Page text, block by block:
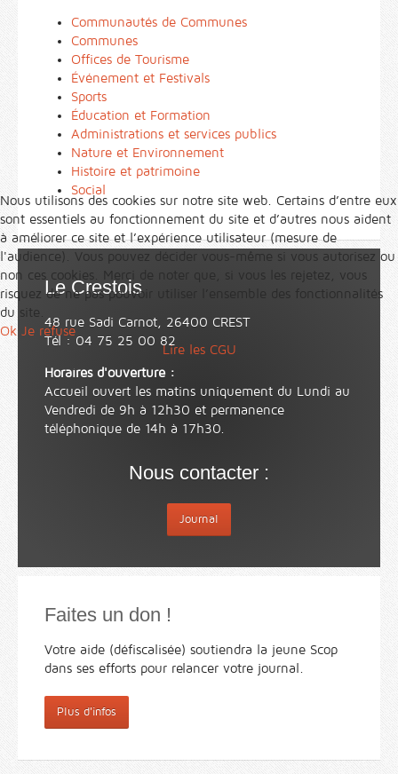
Communautés de Communes
Communes
Offices de Tourisme
Événement et Festivals
Sports
Éducation et Formation
Administrations et services publics
Nature et Environnement
Histoire et patrimoine
Social
Le Crestois
48 rue Sadi Carnot, 26400 CREST
Tél : 04 75 25 00 82
Horaires d'ouverture :
Accueil ouvert les matins uniquement du Lundi au
Vendredi de 9h à 12h30 et permanence
téléphonique de 14h à 17h30.
Nous contacter :
Journal
Faites un don !
Votre aide (défiscalisée) soutiendra la jeune Scop
dans ses efforts pour relancer votre journal.
Plus d'infos
Nous utilisons des cookies sur notre site web. Certains d’entre eux
sont essentiels au fonctionnement du site et d’autres nous aident
à améliorer ce site et l’expérience utilisateur (mesure de
l'audience). Vous pouvez décider vous-même si vous autorisez ou
non ces cookies. Merci de noter que, si vous les rejetez, vous
risquez de ne pas pouvoir utiliser l’ensemble des fonctionnalités
du site.
Ok Je refuse
Lire les CGU